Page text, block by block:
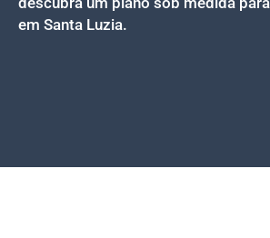
em Santa Luzia.